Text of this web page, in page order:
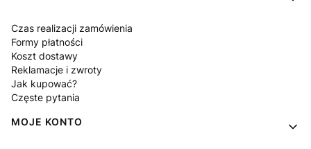
Czas realizacji zamówienia
Formy płatności
Koszt dostawy
Reklamacje i zwroty
Jak kupować?
Częste pytania
MOJE KONTO